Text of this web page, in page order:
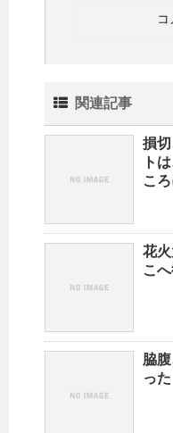
関連記事
損
ト
こ
花
こ
脇
った